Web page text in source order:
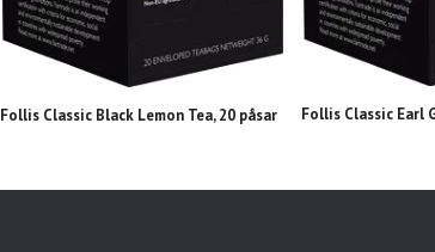
Follis Classic Black Lemon Tea, 20 påsar Follis Classic Earl